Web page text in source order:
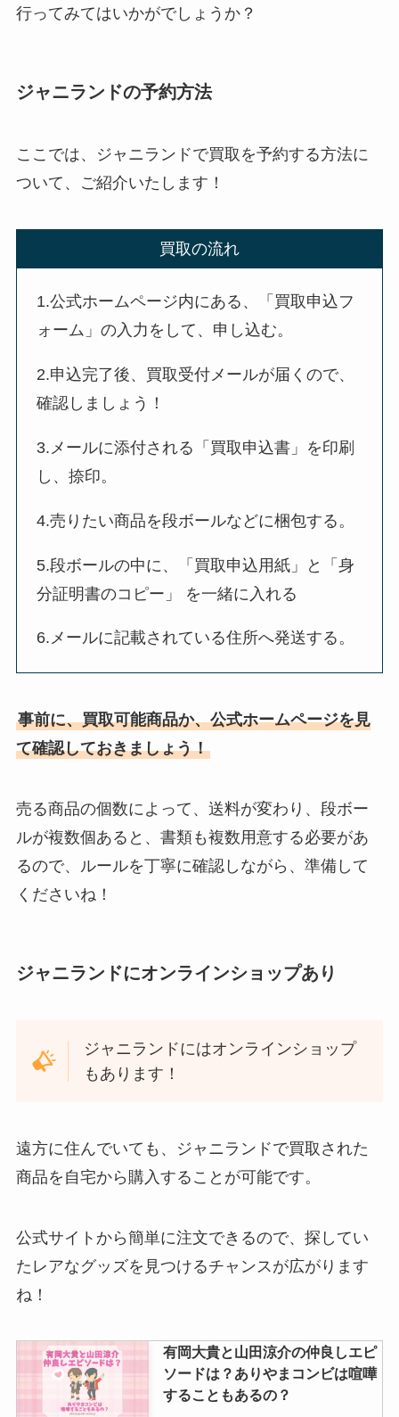
行ってみてはいかがでしょうか？
ジャニランドの予約方法
ここでは、ジャニランドで買取を予約する方法に
ついて、ご紹介いたします！
買取の流れ
1.公式ホームページ内にある、「買取申込フ
ォーム」の入力をして、申し込む。
2.申込完了後、買取受付メールが届くので、
確認しましょう！
3.メールに添付される「買取申込書」を印刷
し、捺印。
4.売りたい商品を段ボールなどに梱包する。
5.段ボールの中に、「買取申込用紙」と「身
分証明書のコピー」 を一緒に入れる
6.メールに記載されている住所へ発送する。
事前に、買取可能商品か、公式ホームページを見
て確認しておきましょう！
売る商品の個数によって、送料が変わり、段ボー
ルが複数個あると、書類も複数用意する必要があ
るので、ルールを丁寧に確認しながら、準備して
くださいね！
ジャニランドにオンラインショップあり
ジャニランドにはオンラインショップ
もあります！
遠方に住んでいても、ジャニランドで買取された
商品を自宅から購入することが可能です。
公式サイトから簡単に注文できるので、探してい
たレアなグッズを見つけるチャンスが広がります
ね！
有岡大貴と山田涼介の仲良しエピ
ソードは？ありやまコンビは喧嘩
することもあるの？